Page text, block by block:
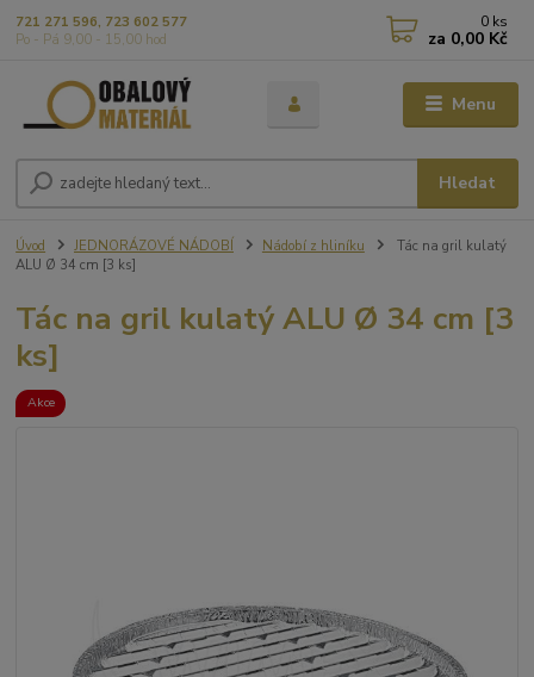
Menu
Hledat
721 271 596, 723 602 577
Po - Pá 9,00 - 15,00 hod
0 ks
za 0,00 Kč
Úvod JEDNORÁZOVÉ NÁDOBÍ Nádobí z hliníku
Tác na gril kulatý
ALU Ø 34 cm [3 ks]
Tác na gril kulatý ALU Ø 34 cm [3
ks]
Akce